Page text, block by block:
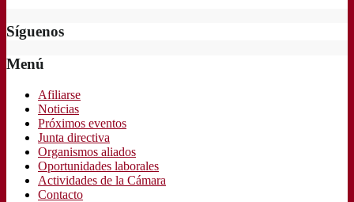
Síguenos
Menú
Afiliarse
Noticias
Próximos eventos
Junta directiva
Organismos aliados
Oportunidades laborales
Actividades de la Cámara
Contacto